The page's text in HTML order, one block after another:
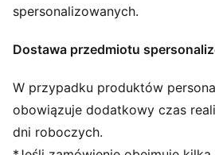
Zamek na całej długości
Boczna kieszeń
dzieci pomiędzy 8. a 16. rokiem
spersonalizowanych.
Dostawa przedmiotu
W przypadku produktów
obowiązuje dodatkowy czas
dni roboczych.